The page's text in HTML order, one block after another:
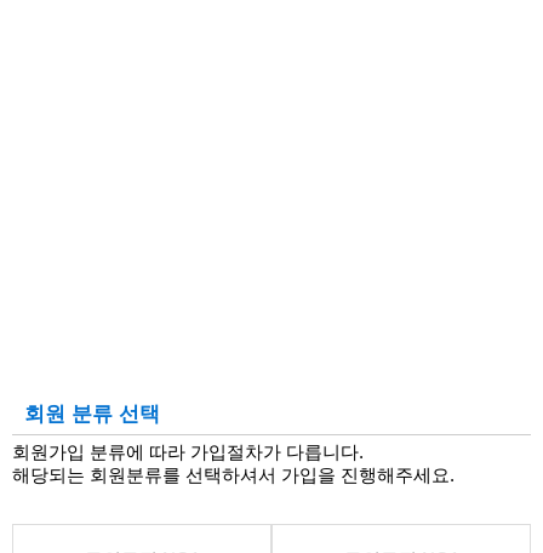
회원 분류 선택
회원가입 분류에 따라 가입절차가 다릅니다.
해당되는 회원분류를 선택하셔서 가입을 진행해주세요.